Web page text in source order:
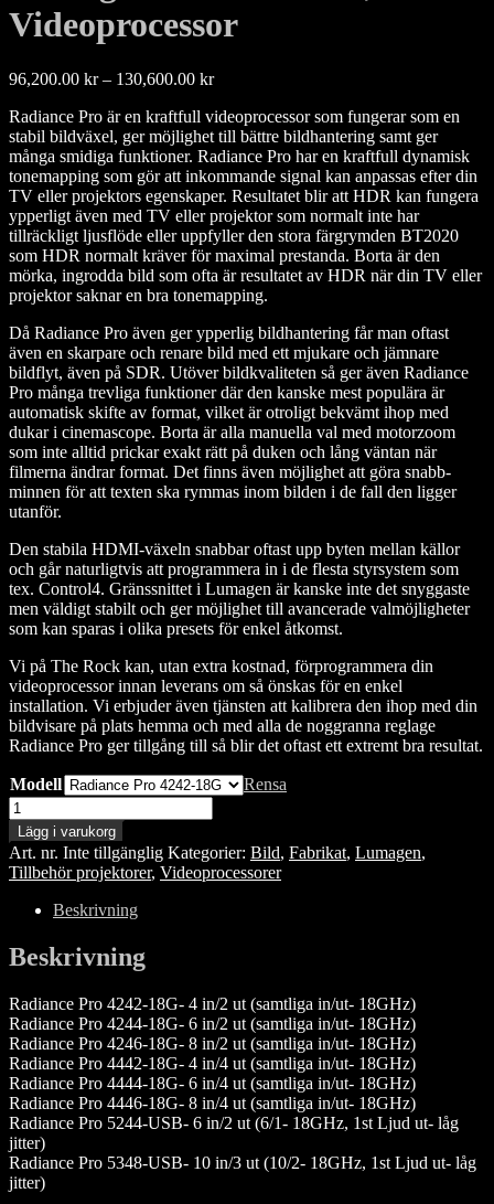
Videoprocessor
96,200.00 kr – 130,600.00 krPrisintervall:
till
130,600.00 kr
Radiance Pro är en kraftfull videoprocessor som fungerar som en
stabil bildväxel, ger möjlighet till bättre bildhantering samt ger
många smidiga funktioner. Radiance Pro har en kraftfull dynamisk
tonemapping som gör att inkommande signal kan anpassas efter din
TV eller projektors egenskaper. Resultatet blir att HDR kan fungera
ypperligt även med TV eller projektor som normalt inte har
tillräckligt ljusflöde eller uppfyller den stora färgrymden BT2020
som HDR normalt kräver för maximal prestanda. Borta är den
mörka, ingrodda bild som ofta är resultatet av HDR när din TV eller
projektor saknar en bra tonemapping.
Då Radiance Pro även ger ypperlig bildhantering får man oftast
även en skarpare och renare bild med ett mjukare och jämnare
bildflyt, även på SDR. Utöver bildkvaliteten så ger även Radiance
Pro många trevliga funktioner där den kanske mest populära är
automatisk skifte av format, vilket är otroligt bekvämt ihop med
dukar i cinemascope. Borta är alla manuella val med motorzoom
som inte alltid prickar exakt rätt på duken och lång väntan när
filmerna ändrar format. Det finns även möjlighet att göra snabb-
minnen för att texten ska rymmas inom bilden i de fall den ligger
utanför.
Den stabila HDMI-växeln snabbar oftast upp byten mellan källor
och går naturligtvis att programmera in i de flesta styrsystem som
tex. Control4. Gränssnittet i Lumagen är kanske inte det snyggaste
men väldigt stabilt och ger möjlighet till avancerade valmöjligheter
som kan sparas i olika presets för enkel åtkomst.
Vi på The Rock kan, utan extra kostnad, förprogrammera din
videoprocessor innan leverans om så önskas för en enkel
installation. Vi erbjuder även tjänsten att kalibrera den ihop med din
bildvisare på plats hemma och med alla de noggranna reglage
Radiance Pro ger tillgång till så blir det oftast ett extremt bra resultat.
Modell
Rensa
Lumagen
Radiance
Pro,
Videoprocessor
mängd
Lägg i varukorg
Art. nr. Inte tillgänglig Kategorier: Bild, Fabrikat, Lumagen,
Tillbehör projektorer, Videoprocessorer
Beskrivning
Beskrivning
Radiance Pro 4242-18G- 4 in/2 ut (samtliga in/ut- 18GHz)
Radiance Pro 4244-18G- 6 in/2 ut (samtliga in/ut- 18GHz)
Radiance Pro 4246-18G- 8 in/2 ut (samtliga in/ut- 18GHz)
Radiance Pro 4442-18G- 4 in/4 ut (samtliga in/ut- 18GHz)
Radiance Pro 4444-18G- 6 in/4 ut (samtliga in/ut- 18GHz)
Radiance Pro 4446-18G- 8 in/4 ut (samtliga in/ut- 18GHz)
Radiance Pro 5244-USB- 6 in/2 ut (6/1- 18GHz, 1st Ljud ut- låg
jitter)
Radiance Pro 5348-USB- 10 in/3 ut (10/2- 18GHz, 1st Ljud ut- låg
jitter)